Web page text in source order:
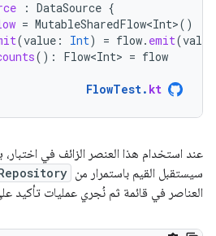
: DataSource {
= MutableSharedFlow<Int>()
(value : Int) = flow. emit(value
(): Flow<Int> = flow
FlowTest. kt
عند استخدام هذا العنصر الزائف في
سيستقبل القيم باستمرار من
العناصر في قائمة ثم نُجري عمليات تأكيد